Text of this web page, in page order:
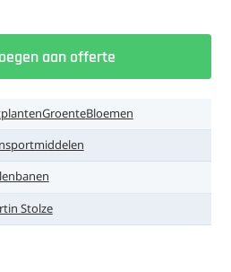
aan offerte
GroenteBloemen
Stolze